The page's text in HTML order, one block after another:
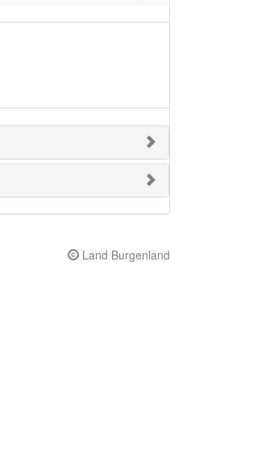
Land Burgenland